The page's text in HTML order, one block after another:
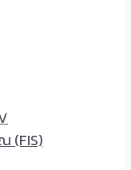
(FIS)